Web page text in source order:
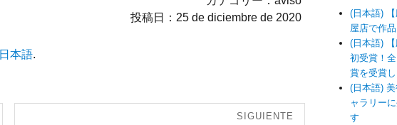
投稿日：25 de diciembre de 2020
日本語.
SIGUIENTE
(日本語)
屋店で作
(日本語)
初受賞！
賞を受賞
(日本語)
ャラリー
す